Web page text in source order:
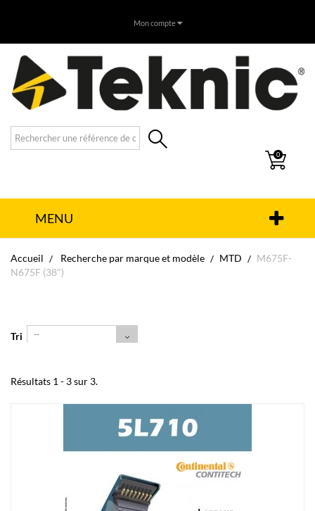
Mon compte
0
MENU
Accueil Recherche par marque et modèle MTD
M675F-
N675F (38")
Tri --
Résultats 1 - 3 sur 3.